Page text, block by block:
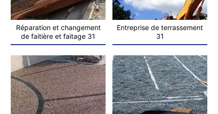
Réparation et changement
de faitière et faitage 31
Entreprise de terrassement
31